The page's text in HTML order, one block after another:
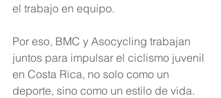
el trabajo en equipo.
Por eso, BMC y Asocycling trabajan
juntos para impulsar el ciclismo juvenil
en Costa Rica, no solo como un
deporte, sino como un estilo de vida.